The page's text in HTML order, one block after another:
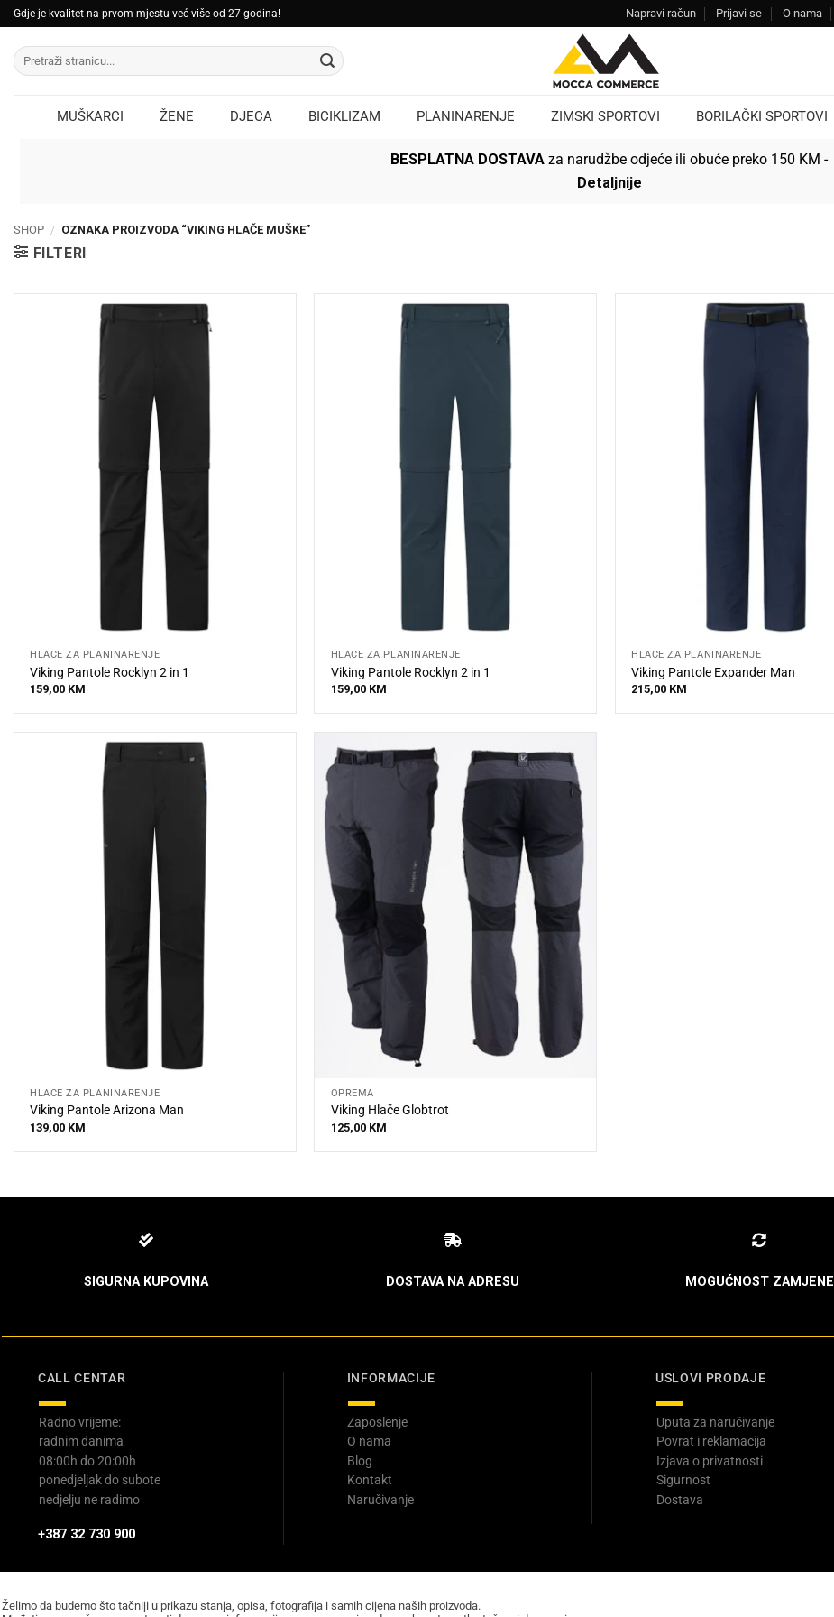
Skip
to
content
Gdje je kvalitet na prvom mjestu već više od 27 godina! Napravi račun Prijavi se O nama
Pretraži:
MUŠKARCI ŽENE DJECA BICIKLIZAM PLANINARENJE ZIMSKI SPORTOVI BORILAČKI SPORTOVI
BESPLATNA DOSTAVA za narudžbe odjeće ili obuće preko 150 KM -
Detaljnije
SHOP / OZNAKA PROIZVODA “VIKING HLAČE MUŠKE”
FILTERI
HLAČE ZA PLANINARENJE
Viking Pantole Rocklyn 2 in 1
159,00 KM
HLAČE ZA PLANINARENJE
Viking Pantole Rocklyn 2 in 1
159,00 KM
HLAČE ZA PLANINARENJE
Viking Pantole Expander Man
215,00 KM
HLAČE ZA PLANINARENJE
Viking Pantole Arizona Man
139,00 KM
OPREMA
Viking Hlače Globtrot
125,00 KM
SIGURNA KUPOVINA DOSTAVA NA ADRESU MOGUĆNOST ZAMJENE
CALL CENTAR
Radno vrijeme:
radnim danima
08:00h do 20:00h
ponedjeljak do subote
nedjelju ne radimo
+387 32 730 900
INFORMACIJE
Zaposlenje
O nama
Blog
Kontakt
Naručivanje
USLOVI PRODAJE
Uputa za naručivanje
Povrat i reklamacija
Izjava o privatnosti
Sigurnost
Dostava
Želimo da budemo što tačniji u prikazu stanja, opisa, fotografija i samih cijena naših proizvoda.